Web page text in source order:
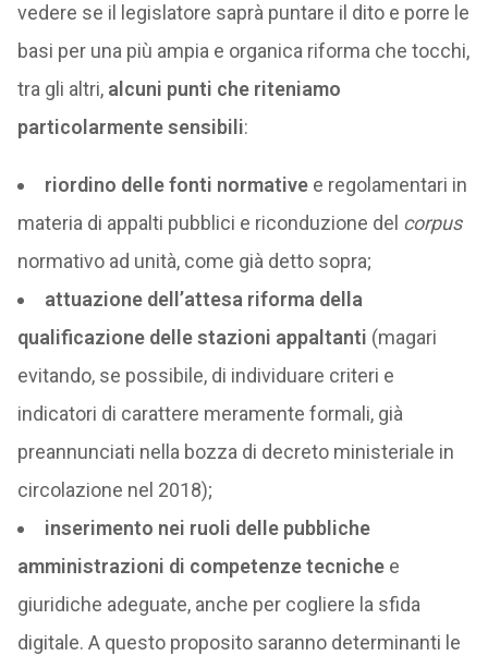
vedere se il legislatore saprà puntare il dito e porre le
basi per una più ampia e organica riforma che tocchi,
tra gli altri, alcuni punti che riteniamo
particolarmente sensibili:
riordino delle fonti normativee regolamentari in
materia di appalti pubblici e riconduzione del corpus
normativo ad unità, come già detto sopra;
attuazione dell’attesa riforma della
qualificazione delle stazioni appaltanti (magari
evitando, se possibile, di individuare criteri e
indicatori di carattere meramente formali, già
preannunciati nella bozza di decreto ministeriale in
circolazione nel 2018);
inserimento nei ruoli delle pubbliche
amministrazioni di competenze tecnichee
giuridiche adeguate, anche per cogliere la sfida
digitale. A questo proposito saranno determinanti le